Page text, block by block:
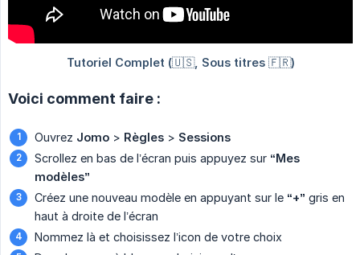
Voici comment faire :
Ouvrez Jomo > Règles > Sessions
Scrollez en bas de l’écran puis appuyez sur “Mes
modèles”
Créez une nouveau modèle en appuyant sur le “+” gris en
haut à droite de l’écran
Nommez là et choisissez l’icon de votre choix